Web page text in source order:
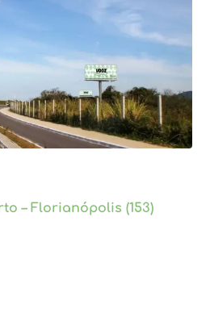
– Florianópolis (153)